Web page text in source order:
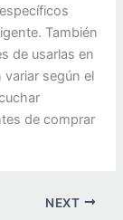
También
de usarlas en
variar según el
de comprar
NEXT